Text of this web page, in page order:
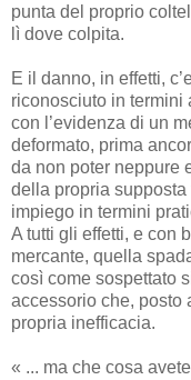
punta del proprio
lì dove colpita.
E il danno, in effetti,
riconosciuto in termini
con l’evidenza di un
deformato, prima
da non poter neppure
della propria
impiego in termini
A tutti gli effetti, e con
mercante, quella
così come sospettato
accessorio che, posto
propria inefficacia.
« ... ma che cosa